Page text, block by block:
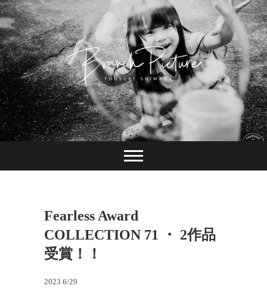
Skip
to
content
ブランチピクチャ
ー 嶋田陽介
長崎 カメラマン
Fearless Award
COLLECTION 71 ・ 2作品
受賞！！
2023.6/29